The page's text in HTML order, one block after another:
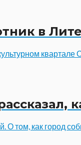
в
том, как город